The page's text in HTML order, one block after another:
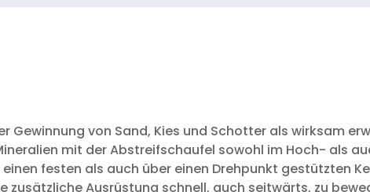
von Sand, Kies und Schotter als wirksam
mit der Abstreifschaufel sowohl im Hoch- als
festen als auch über einen Drehpunkt gestützten
Ausrüstung schnell, auch seitwärts, zu